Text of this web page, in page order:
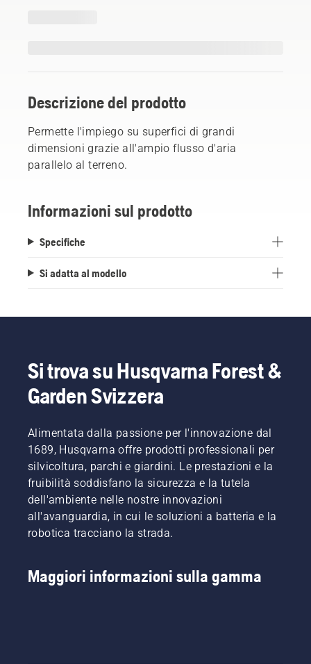
Descrizione del prodotto
Permette l'impiego su superfici di grandi
dimensioni grazie all'ampio flusso d'aria
parallelo al terreno.
Informazioni sul prodotto
Specifiche
Si adatta al modello
Si trova su Husqvarna Forest &
Garden Svizzera
Alimentata dalla passione per l'innovazione dal
1689, Husqvarna offre prodotti professionali per
silvicoltura, parchi e giardini. Le prestazioni e la
fruibilità soddisfano la sicurezza e la tutela
dell'ambiente nelle nostre innovazioni
all'avanguardia, in cui le soluzioni a batteria e la
robotica tracciano la strada.
Maggiori informazioni sulla gamma